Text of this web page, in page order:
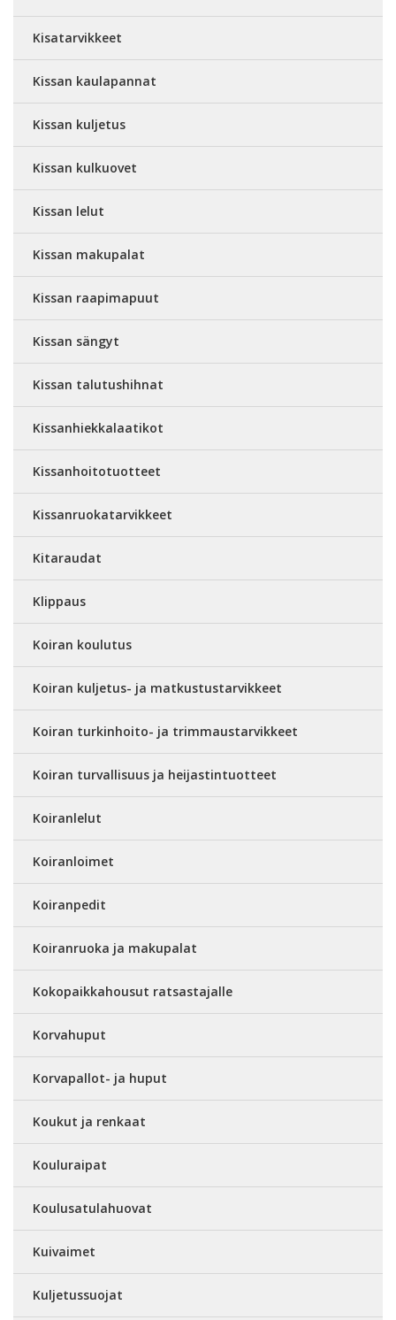
Kisatarvikkeet
Kissan kaulapannat
Kissan kuljetus
Kissan kulkuovet
Kissan lelut
Kissan makupalat
Kissan raapimapuut
Kissan sängyt
Kissan talutushihnat
Kissanhiekkalaatikot
Kissanhoitotuotteet
Kissanruokatarvikkeet
Kitaraudat
Klippaus
Koiran koulutus
Koiran kuljetus- ja matkustustarvikkeet
Koiran turkinhoito- ja trimmaustarvikkeet
Koiran turvallisuus ja heijastintuotteet
Koiranlelut
Koiranloimet
Koiranpedit
Koiranruoka ja makupalat
Kokopaikkahousut ratsastajalle
Korvahuput
Korvapallot- ja huput
Koukut ja renkaat
Kouluraipat
Koulusatulahuovat
Kuivaimet
Kuljetussuojat